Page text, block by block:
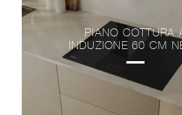
PIANO COTTURA
INDUZIONE 60 CM